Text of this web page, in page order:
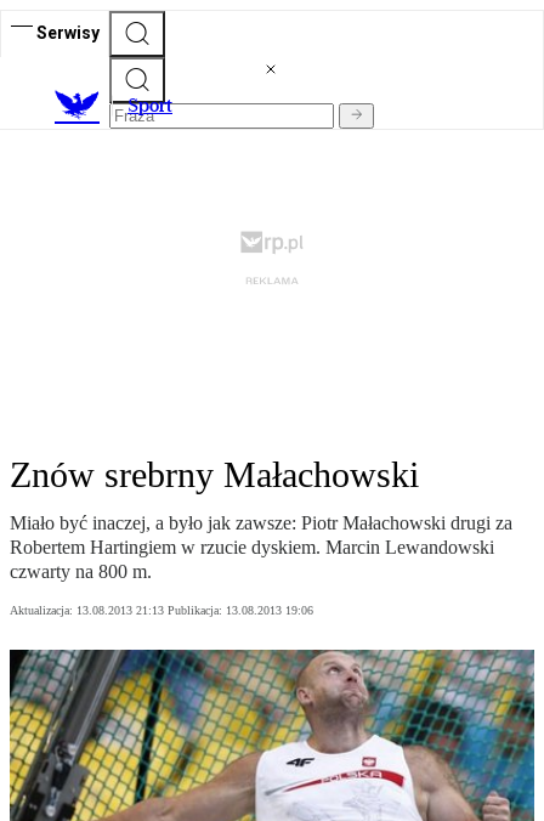
Serwisy
Sport
Znów srebrny Małachowski
Miało być inaczej, a było jak zawsze: Piotr Małachowski drugi za
Robertem Hartingiem w rzucie dyskiem. Marcin Lewandowski
czwarty na 800 m.
Aktualizacja: 13.08.2013 21:13 Publikacja: 13.08.2013 19:06